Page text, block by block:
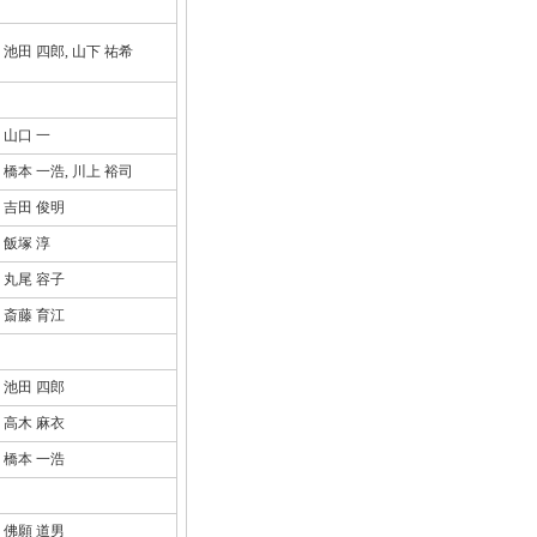
池田 四郎, 山下 祐希
山口 一
橋本 一浩, 川上 裕司
吉田 俊明
飯塚 淳
丸尾 容子
斎藤 育江
池田 四郎
高木 麻衣
橋本 一浩
佛願 道男